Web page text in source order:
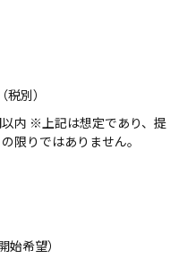
別）
内 ※上記は想定であり、提
限りではありません。
始希望）